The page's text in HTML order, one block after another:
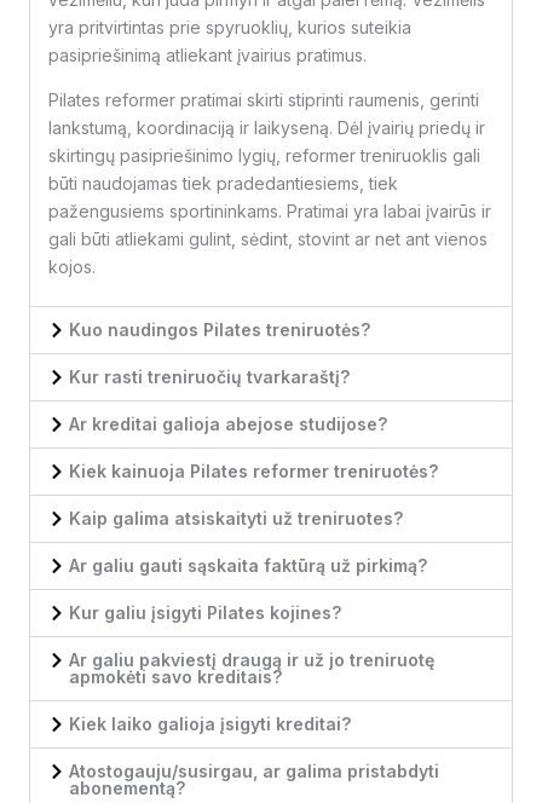
yra pritvirtintas prie spyruoklių, kurios suteikia
pasipriešinimą atliekant įvairius pratimus.
Pilates reformer pratimai skirti stiprinti raumenis, gerinti
lankstumą, koordinaciją ir laikyseną. Dėl įvairių priedų ir
skirtingų pasipriešinimo lygių, reformer treniruoklis gali
būti naudojamas tiek pradedantiesiems, tiek
pažengusiems sportininkams. Pratimai yra labai įvairūs ir
gali būti atliekami gulint, sėdint, stovint ar net ant vienos
kojos.
Kuo naudingos Pilates treniruotės?
Kur rasti treniruočių tvarkaraštį?
Ar kreditai galioja abejose studijose?
Kiek kainuoja Pilates reformer treniruotės?
Kaip galima atsiskaityti už treniruotes?
Ar galiu gauti sąskaita faktūrą už pirkimą?
Kur galiu įsigyti Pilates kojines?
Ar galiu pakviestį draugą ir už jo treniruotę
apmokėti savo kreditais?
Kiek laiko galioja įsigyti kreditai?
Atostogauju/susirgau, ar galima pristabdyti
abonementą?